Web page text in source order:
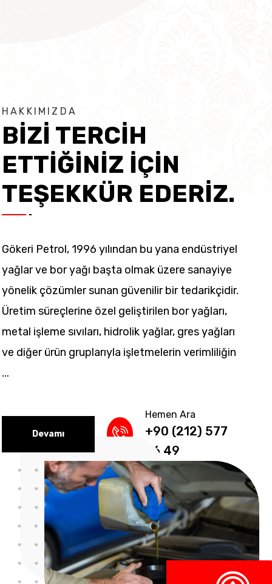
HAKKIMIZDA
BİZİ TERCİH
ETTİĞİNİZ İÇİN
TEŞEKKÜR EDERİZ.
Gökeri Petrol, 1996 yılından bu yana endüstriyel
yağlar ve bor yağı başta olmak üzere sanayiye
yönelik çözümler sunan güvenilir bir tedarikçidir.
Üretim süreçlerine özel geliştirilen bor yağları,
metal işleme sıvıları, hidrolik yağlar, gres yağları
ve diğer ürün gruplarıyla işletmelerin verimliliğin
...
Devamı
Hemen Ara
+90 (212) 577
36 49